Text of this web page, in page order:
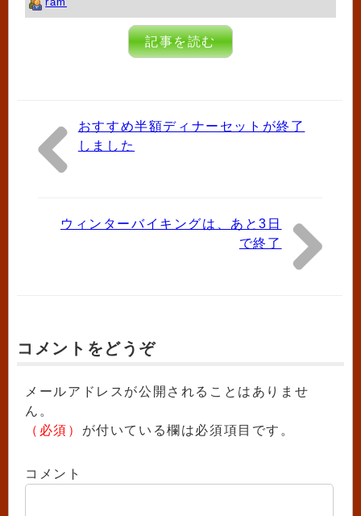
記事を読む
おすすめ半額ディナーセットが終了
しました
ウィンターバイキングは、あと3日
で終了
コメントをどうぞ
メールアドレスが公開されることはありませ
ん。
（必須） が付いている欄は必須項目です。
コメント